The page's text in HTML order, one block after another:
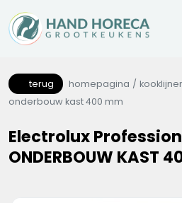
terug homepagina
onderbouw kast 400 mm
Electrolux
ONDERBOUW KAST